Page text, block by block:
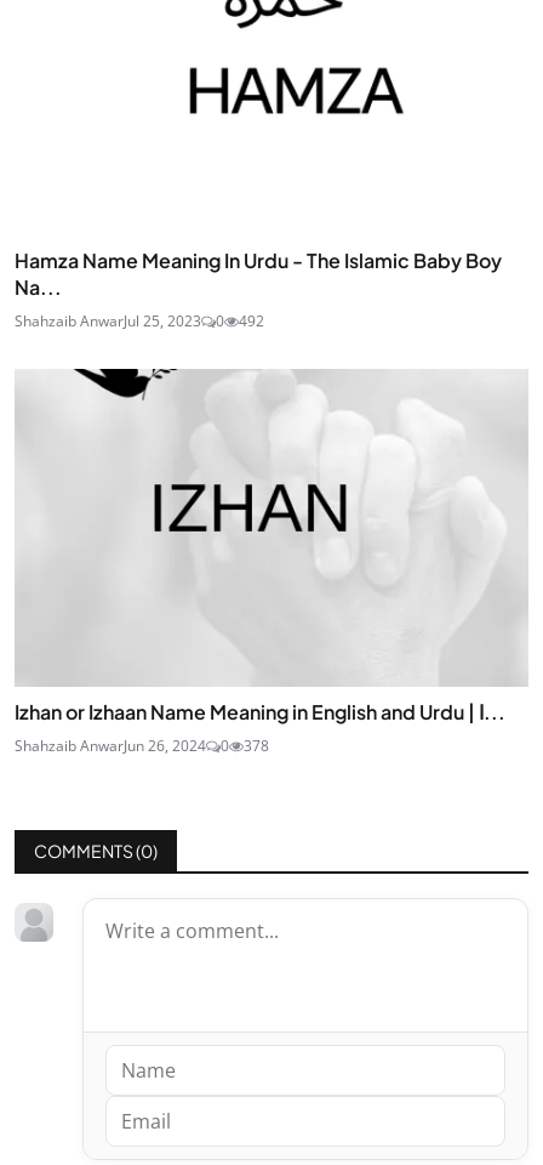
Hamza Name Meaning In Urdu - The Islamic Baby Boy
Na...
Shahzaib AnwarJul 25, 2023 0 492
Izhan or Izhaan Name Meaning in English and Urdu | ا...
Shahzaib AnwarJun 26, 2024 0 378
COMMENTS (0)